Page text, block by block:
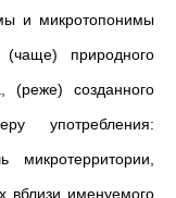
и микротопонимы
природного
(реже) созданного
употребления:
вблизи именуемого